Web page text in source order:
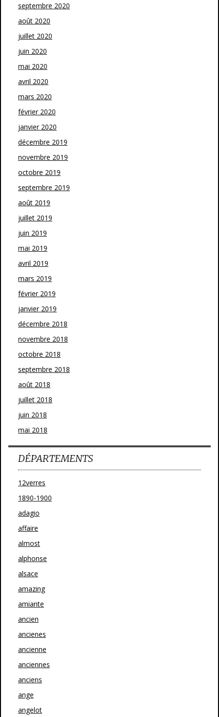
septembre 2020
août 2020
juillet 2020
juin 2020
mai 2020
avril 2020
mars 2020
février 2020
janvier 2020
décembre 2019
novembre 2019
octobre 2019
septembre 2019
août 2019
juillet 2019
juin 2019
mai 2019
avril 2019
mars 2019
février 2019
janvier 2019
décembre 2018
novembre 2018
octobre 2018
septembre 2018
août 2018
juillet 2018
juin 2018
mai 2018
DÉPARTEMENTS
12verres
1890-1900
adagio
affaire
almost
alphonse
alsace
amazing
amiante
ancien
ancienes
ancienne
anciennes
anciens
ange
angelot